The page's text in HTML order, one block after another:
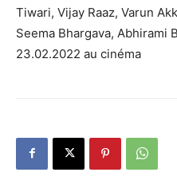
Tiwari, Vijay Raaz, Varun
Seema Bhargava, Abhirami
23.02.2022 au cinéma